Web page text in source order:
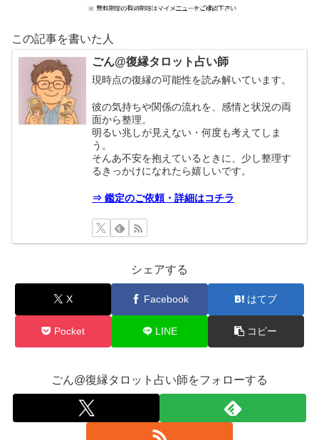
この記事を書いた人
ごん@復縁タロット占い師
現時点の復縁の可能性を読み解いています。
彼の気持ちや関係の流れを、感情と状況の両
面から整理。
明るい兆しが見えない・何度も考えてしま
う。
そんあ不安を抱えているときに、少し整理す
るきっかけになれたら嬉しいです。
⇒ 鑑定のご依頼・詳細はコチラ
シェアする
X Facebook はてブ
Pocket LINE コピー
ごん@復縁タロット占い師をフォローする